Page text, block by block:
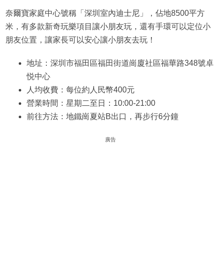
奈爾寶家庭中心號稱「深圳室內迪士尼」，佔地8500平方
米，有多款新奇玩樂項目讓小朋友玩，還有手環可以定位小
朋友位置，讓家長可以安心讓小朋友去玩！
地址：深圳市福田區福田街道崗廈社區福華路348號卓
悦中心
人均收費：每位約人民幣400元
營業時間：星期二至日：10:00-21:00
前往方法：地鐵崗夏站B出口，再步行6分鐘
廣告